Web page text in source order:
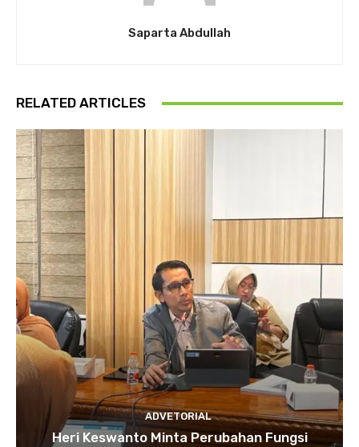
Saparta Abdullah
RELATED ARTICLES
ADVETORIAL
Heri Keswanto Minta Perubahan Fungsi